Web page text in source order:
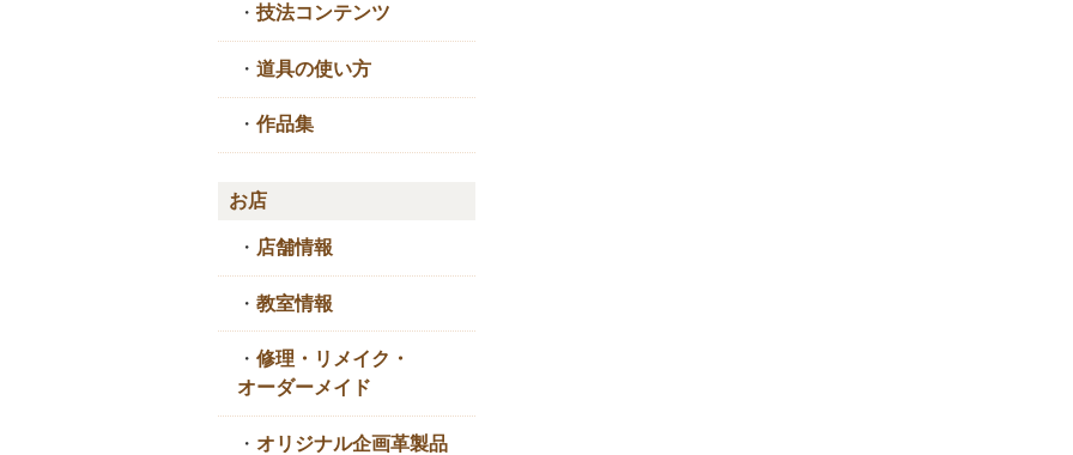
・ 技法コンテンツ
・ 道具の使い方
・ 作品集
お店
・ 店舗情報
・ 教室情報
・ 修理・リメイク・
オーダーメイド
・ オリジナル企画革製品